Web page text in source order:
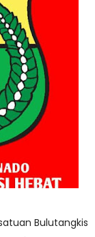
Bulutangkis